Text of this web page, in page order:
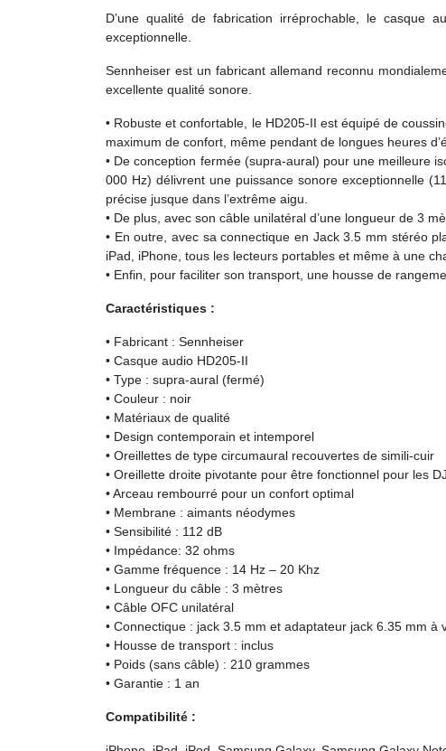
D’une qualité de fabrication irréprochable, le casque
exceptionnelle.
Sennheiser est un fabricant allemand reconnu
excellente qualité sonore.
• Robuste et confortable, le HD205-II est équipé de
maximum de confort, même pendant de longues heures
• De conception fermée (supra-aural) pour une meilleure
000 Hz) délivrent une puissance sonore exceptionnelle
précise jusque dans l’extrême aigu.
• De plus, avec son câble unilatéral d’une longueur de 3
• En outre, avec sa connectique en Jack 3.5 mm stéréo
iPad, iPhone, tous les lecteurs portables et même à une
• Enfin, pour faciliter son transport, une housse de
Caractéristiques :
• Fabricant : Sennheiser
• Casque audio HD205-II
• Type : supra-aural (fermé)
• Couleur : noir
• Matériaux de qualité
• Design contemporain et intemporel
• Oreillettes de type circumaural recouvertes de simili-cuir
• Oreillette droite pivotante pour être fonctionnel pour les DJ
• Arceau rembourré pour un confort optimal
• Membrane : aimants néodymes
• Sensibilité : 112 dB
• Impédance: 32 ohms
• Gamme fréquence : 14 Hz – 20 Khz
• Longueur du câble : 3 mètres
• Câble OFC unilatéral
• Connectique : jack 3.5 mm et adaptateur jack 6.35 mm à
• Housse de transport : inclus
• Poids (sans câble) : 210 grammes
• Garantie : 1 an
Compatibilité :